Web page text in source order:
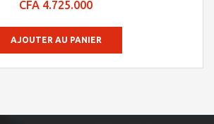
4.78
CFA 4.725.000
AJOUTER AU PANIER